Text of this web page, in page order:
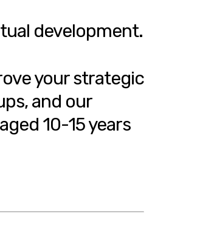
development.
your strategic
and our
10-15 years